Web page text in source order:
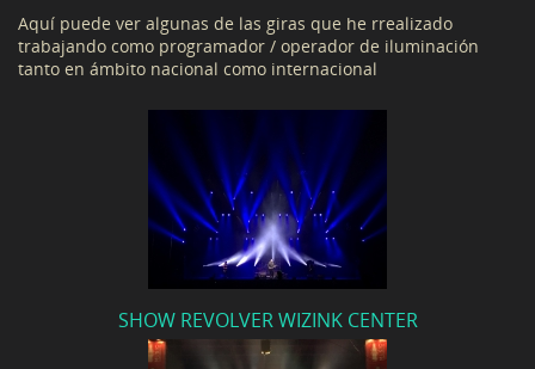
Aquí puede ver algunas de las giras que he rrealizado
trabajando como programador / operador de iluminación
tanto en ámbito nacional como internacional
SHOW REVOLVER WIZINK CENTER